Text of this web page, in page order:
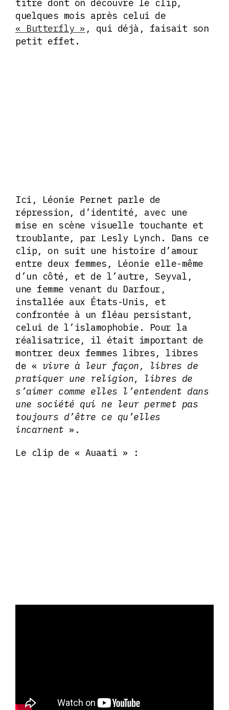
titre dont on découvre le clip,
quelques mois après celui de
« Butterfly » , qui déjà, faisait son
petit effet.
Ici, Léonie Pernet parle de
répression, d’identité, avec une
mise en scène visuelle touchante et
troublante, par Lesly Lynch. Dans ce
clip, on suit une histoire d’amour
entre deux femmes, Léonie elle-même
d’un côté, et de l’autre, Seyval,
une femme venant du Darfour,
installée aux États-Unis, et
confrontée à un fléau persistant,
celui de l’islamophobie. Pour la
réalisatrice, il était important de
montrer deux femmes libres, libres
de « vivre à leur façon, libres de
pratiquer une religion, libres de
s’aimer comme elles l’entendent dans
une société qui ne leur permet pas
toujours d’être ce qu’elles
incarnent ».
Le clip de « Auaati » :